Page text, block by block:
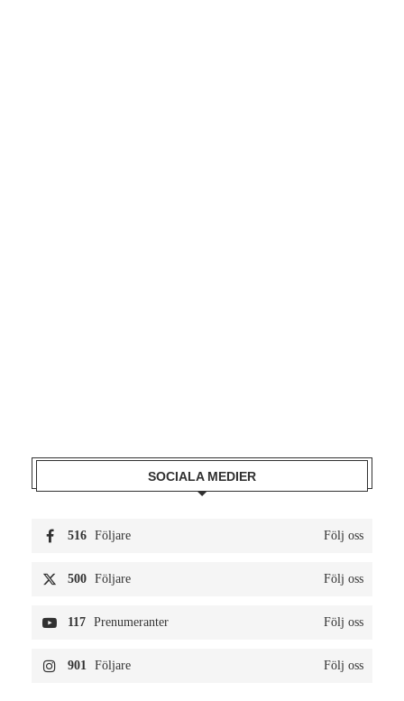
SOCIALA MEDIER
516 Följare Följ oss
500 Följare Följ oss
117 Prenumeranter Följ oss
901 Följare Följ oss